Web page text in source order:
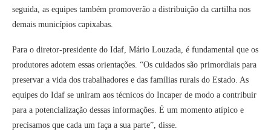
seguida, as equipes também promoverão a distribuição da cartilha nos
demais municípios capixabas.
Para o diretor-presidente do Idaf, Mário Louzada, é fundamental que os
produtores adotem essas orientações. “Os cuidados são primordiais para
preservar a vida dos trabalhadores e das famílias rurais do Estado. As
equipes do Idaf se uniram aos técnicos do Incaper de modo a contribuir
para a potencialização dessas informações. É um momento atípico e
precisamos que cada um faça a sua parte”, disse.